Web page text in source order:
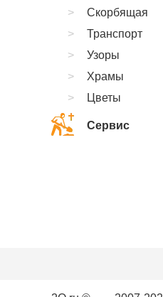
Скорбящая
Транспорт
Узоры
Храмы
Цветы
Сервис